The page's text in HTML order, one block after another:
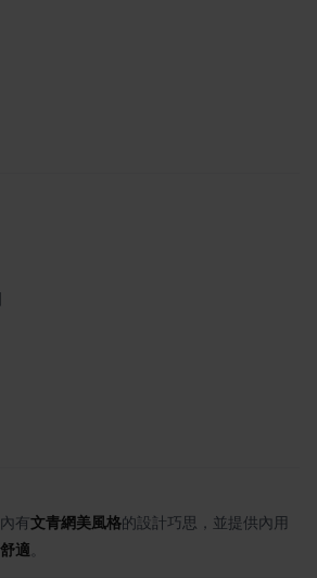
有文青網美風格的設計巧思，並提供內用
適